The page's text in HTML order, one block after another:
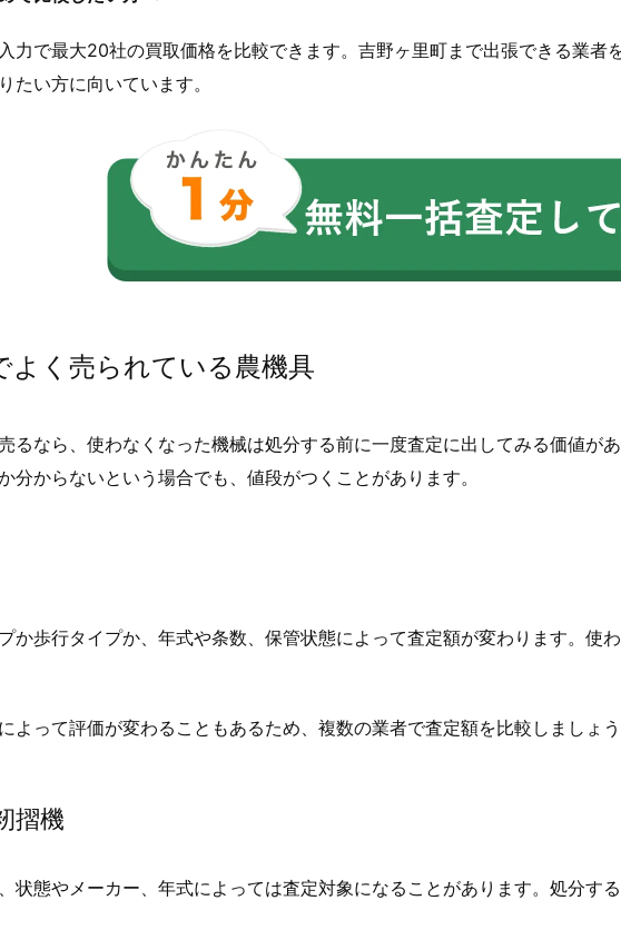
力で最大20社の買取価格を比較できます。吉野ヶ里町まで出張できる業
たい方に向いています。
よく売られている農機具
るなら、使わなくなった機械は処分する前に一度査定に出してみる価値が
分からないという場合でも、値段がつくことがあります。
か歩行タイプか、年式や条数、保管状態によって査定額が変わります。使
よって評価が変わることもあるため、複数の業者で査定額を比較しましょう
摺機
状態やメーカー、年式によっては査定対象になることがあります。処分す